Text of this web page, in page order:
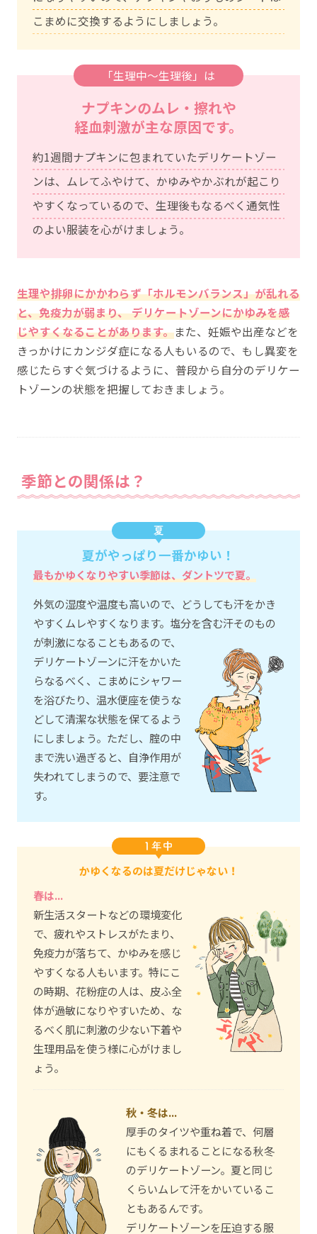
こまめに交換するようにしましょう。
「生理中～生理後」は
ナプキンのムレ・擦れや
経血刺激が主な原因です。
約1週間ナプキンに包まれていたデリケートゾー
ンは、ムレてふやけて、かゆみやかぶれが起こり
やすくなっているので、生理後もなるべく通気性
のよい服装を心がけましょう。
生理や排卵にかかわらず「ホルモンバランス」が乱れる
と、免疫力が弱まり、 デリケートゾーンにかゆみを感
じやすくなることがあります。また、妊娠や出産などを
きっかけにカンジダ症になる人もいるので、もし異変を
感じたらすぐ気づけるように、普段から自分のデリケー
トゾーンの状態を把握しておきましょう。
季節との関係は？
夏がやっぱり一番かゆい！
最もかゆくなりやすい季節は、ダントツで夏。
外気の湿度や温度も高いので、どうしても汗をかき
やすくムレやすくなります。塩分を含む汗そのもの
が刺激になることもあるので、
デリケートゾーンに汗をかいた
らなるべく、こまめにシャワー
を浴びたり、温水便座を使うな
どして清潔な状態を保てるよう
にしましょう。ただし、腟の中
まで洗い過ぎると、自浄作用が
失われてしまうので、要注意で
す。
かゆくなるのは夏だけじゃない！
春は...
新生活スタートなどの環境変化
で、疲れやストレスがたまり、
免疫力が落ちて、かゆみを感じ
やすくなる人もいます。特にこ
の時期、花粉症の人は、皮ふ全
体が過敏になりやすいため、な
るべく肌に刺激の少ない下着や
生理用品を使う様に心がけまし
ょう。
秋・冬は...
厚手のタイツや重ね着で、何層
にもくるまれることになる秋冬
のデリケートゾーン。夏と同じ
くらいムレて汗をかいているこ
ともあるんです。
デリケートゾーンを圧迫する服